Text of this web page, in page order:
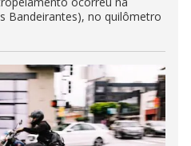
Bandeirantes), no quilômetro